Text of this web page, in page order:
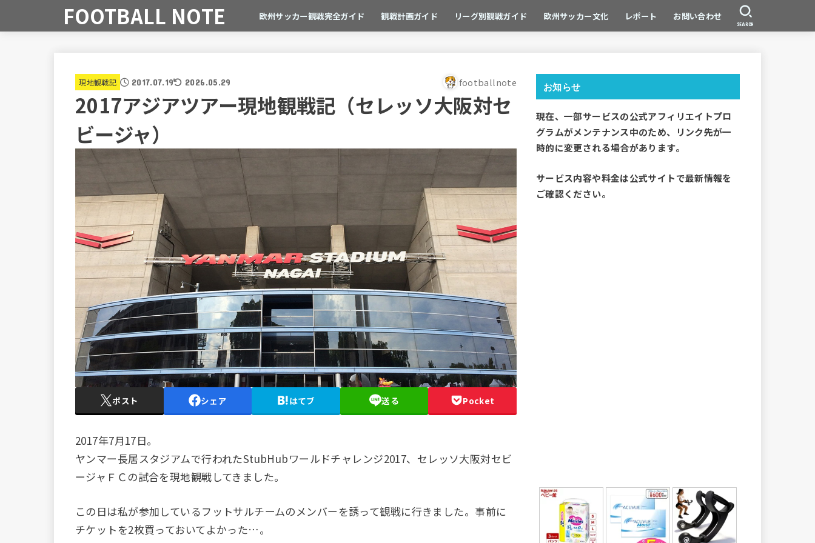
FOOTBALL NOTE 欧州サッカー観戦完全ガイド 観戦計画ガイド リーグ別観戦ガイド 欧州サッカー文化 レポート お問い合わせ
SEARCH
現地観戦記 2017.07.19 2026.05.29 footballnote
2017アジアツアー現地観戦記（セレッソ大阪対セ
ビージャ）
ポスト シェア はてブ 送る Pocket
2017年7月17日。
ヤンマー長居スタジアムで行われたStubHubワールドチャレンジ2017、セレッソ大阪対セビ
ージャＦＣの試合を現地観戦してきました。
この日は私が参加しているフットサルチームのメンバーを誘って観戦に行きました。事前に
チケットを2枚買っておいてよかった…。
お知らせ
現在、一部サービスの公式アフィリエイトプロ
グラムがメンテナンス中のため、リンク先が一
時的に変更される場合があります。
サービス内容や料金は公式サイトで最新情報を
ご確認ください。